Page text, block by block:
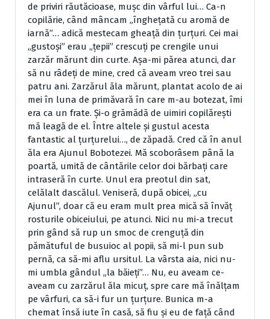
de priviri rău­tăcioase, muşc din vârful lui… Ca-n
copilărie, când mâncam „îngheţată cu aromă de
iarnă”… adică mestecam gheaţă din ţurţuri. Cei mai
„gus­toşi” erau „ţepii” crescuţi pe crengile unui
zarzăr mărunt din curte. Aşa-mi părea atunci, dar
să nu râdeţi de mi­ne, cred că aveam vreo trei sau
patru ani. Zarzărul ăla mărunt, plantat acolo de ai
mei în luna de pri­măvară în care m-au botezat, îmi
era ca un frate. Şi-o grămădă de uimiri copilăreşti
mă leagă de el. În­tre altele şi gustul acesta
fantastic al ţurţurelui…, de zăpadă. Cred că în anul
ăla era Ajunul Bobo­tezei. Mă scoborâsem până la
poartă, umită de cântările celor doi bărbaţi care
intraseră în curte. Unul era preotul din sat,
celălalt dascălul. Veniseră, după obicei, „cu
Ajunul”, doar că eu eram mult prea mică să învăţ
rosturile obiceiului, pe atunci. Nici nu mi-a trecut
prin gând să rup un smoc de crenguţă din
pămătuful de busuioc al popii, să mi-l pun sub
pernă, ca să-mi aflu ursitul. La vârsta aia, nici nu-
mi umbla gândul „la băieţi”… Nu, eu aveam ce-
aveam cu zarzărul ăla micuţ, spre care mă înălţam
pe vârfuri, ca să-i fur un ţurţure. Bunica m-a
chemat însă iute în casă, să fiu şi eu de faţă când